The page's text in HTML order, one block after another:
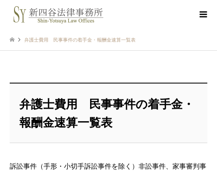
弁護士費用 民事事件の着手金・報酬金速算一覧表
弁護士費用 民事事件の着手金・
報酬金速算一覧表
訴訟事件（手形・小切手訴訟事件を除く）非訟事件、家事審判事